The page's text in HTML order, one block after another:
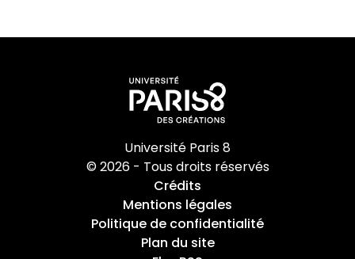
Université Paris 8
© 2026 - Tous droits réservés
Crédits
Mentions légales
Politique de confidentialité
Plan du site